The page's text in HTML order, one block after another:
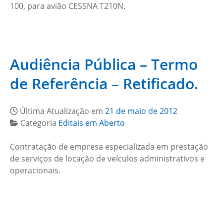
100, para avião CESSNA T210N.
Audiência Pública – Termo
de Referência – Retificado.
Última Atualização em 21 de maio de 2012
Categoria Editais em Aberto
Contratação de empresa especializada em prestação
de serviços de locação de veículos administrativos e
operacionais.